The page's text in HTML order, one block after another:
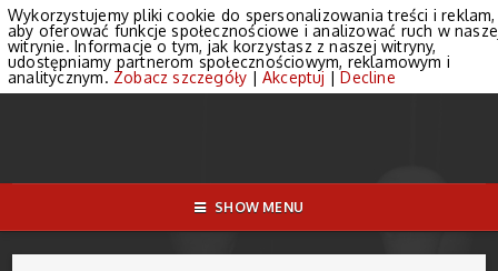
SHOW MENU
Wykorzystujemy pliki cookie do spersonalizowania treści i reklam,
aby oferować funkcje społecznościowe i analizować ruch w
witrynie. Informacje o tym, jak korzystasz z naszej witryny,
udostępniamy partnerom społecznościowym, reklamowym i
analitycznym. Zobacz szczegóły | Akceptuj |Decline